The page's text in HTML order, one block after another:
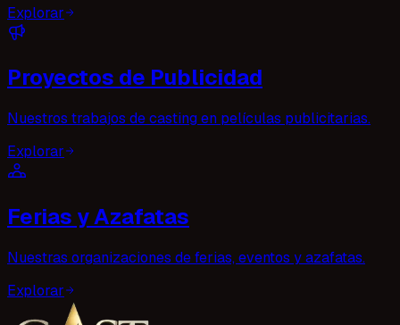
Explorar
Proyectos de Publicidad
Nuestros trabajos de casting en películas publicitarias.
Explorar
Ferias y Azafatas
Nuestras organizaciones de ferias, eventos y azafatas.
Explorar